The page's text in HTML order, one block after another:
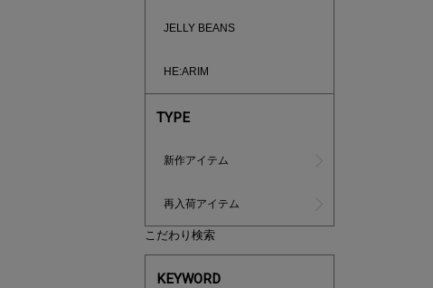
JELLY BEANS
HE:ARIM
TYPE
新作アイテム
再入荷アイテム
こだわり検索
KEYWORD